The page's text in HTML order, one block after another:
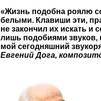
«Жизнь подобна роялю
белыми. Клавиши эти,
не закончил их искать и
лишь подобиями звуков,
мой сегодняшний
Евгений Дога,